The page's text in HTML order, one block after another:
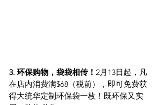
3. 环保购物，袋袋相传！ 2月13日起，凡
在店内消费满$68（税前），即可免费获
得大统华定制环保袋一枚！既环保又实